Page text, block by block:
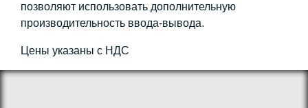
позволяют использовать дополнительную
производительность ввода-вывода.
Цены указаны с НДС